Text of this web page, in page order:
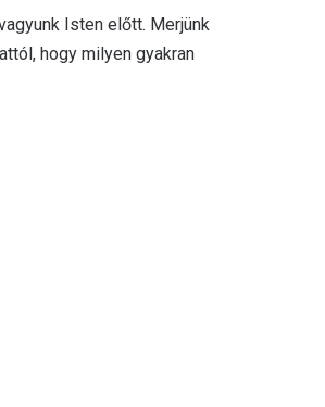
Isten előtt. Merjünk
hogy milyen gyakran